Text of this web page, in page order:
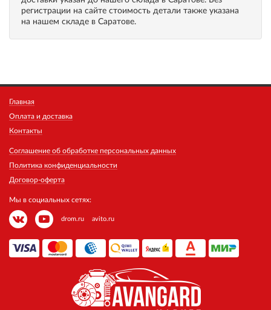
регистрации на сайте стоимость детали также указана
на нашем складе в Саратове.
Главная
Оплата и доставка
Контакты
Соглашение об обработке персональных данных
Политика конфиденциальности
Договор-оферта
Мы в социальных сетях:
drom.ru avito.ru